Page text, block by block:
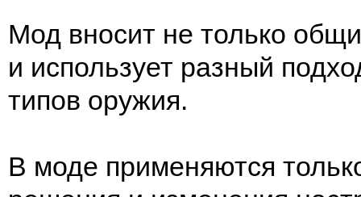
Мод вносит не только
и использует разный
типов оружия.
В моде применяются